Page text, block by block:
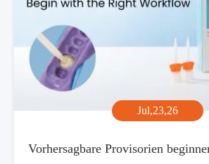
Jul,23,26
Vorhersagbare Provisorien